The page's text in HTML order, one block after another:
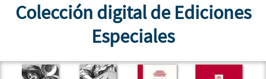
Colección digital de Ediciones
Especiales